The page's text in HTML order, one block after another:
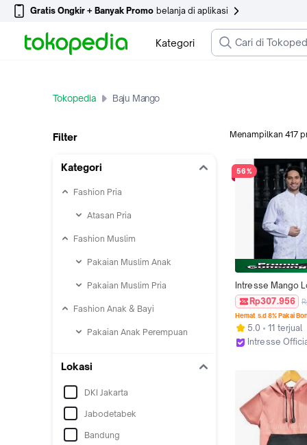
Gratis Ongkir + Banyak Promo belanja di aplikasi
Kategori
Tokopedia Baju Mango
Filter
Kategori
Fashion Pria
Atasan Pria
Fashion Muslim
Pakaian Muslim Anak
Pakaian Muslim Pria
Fashion Anak & Bayi
Pakaian Anak Perempuan
Lokasi
DKI Jakarta
Jabodetabek
Bandung
Menampilkan 417
56%
Intresse Mango
Koko White
Rp307.956
Hemat s.d 8% Pakai
5.0
11 terjual
Intresse